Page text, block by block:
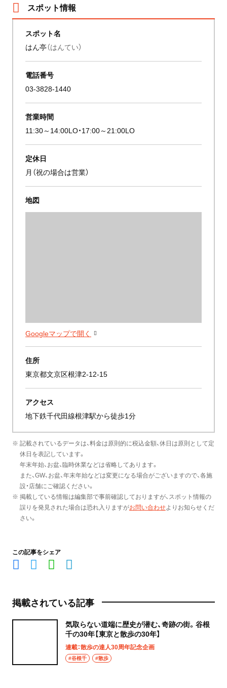
スポット情報
スポット名
はん亭（はんてい）
電話番号
03-3828-1440
営業時間
11:30～14:00LO・17:00～21:00LO
定休日
月（祝の場合は営業）
地図
Googleマップで開く
住所
東京都文京区根津2-12-15
アクセス
地下鉄千代田線根津駅から徒歩1分
※ 記載されているデータは、料金は原則的に税込金額、休日は原則として定
休日を表記しています。
年末年始、お盆、臨時休業などは省略してあります。
また、GW、お盆、年末年始などは変更になる場合がございますので、各施
設・店舗にご確認ください。
※ 掲載している情報は編集部で事前確認しておりますが、スポット情報の
誤りを発見された場合は恐れ入りますがお問い合わせよりお知らせくだ
さい。
この記事をシェア
掲載されている記事
気取らない道端に歴史が潜む、奇跡の街。谷根
千の30年【東京と散歩の30年】
連載：散歩の達人30周年記念企画
#谷根千 #散歩